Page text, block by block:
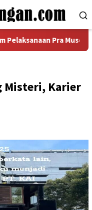
Pra Musda III
Misteri, Karier